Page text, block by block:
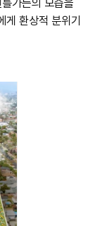
가든의 모습을
게 환상적 분위기